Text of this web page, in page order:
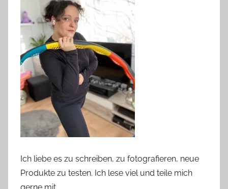
Ich liebe es zu schreiben, zu fotografieren, neue
Produkte zu testen. Ich lese viel und teile mich
gerne mit.